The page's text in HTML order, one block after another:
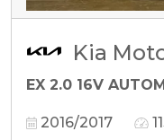
Kia
EX 2.0 16V
2016/2017